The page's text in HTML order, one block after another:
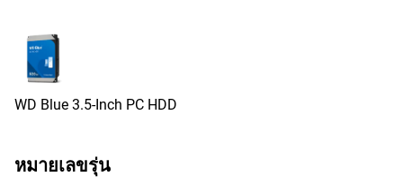
WD Blue 3.5-Inch PC HDD
หมายเลขรุ่น